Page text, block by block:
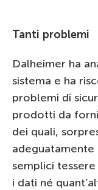
Tanti problemi
Dalheimer ha
sistema e ha
problemi di
prodotti da
dei quali,
semplici
i dati né